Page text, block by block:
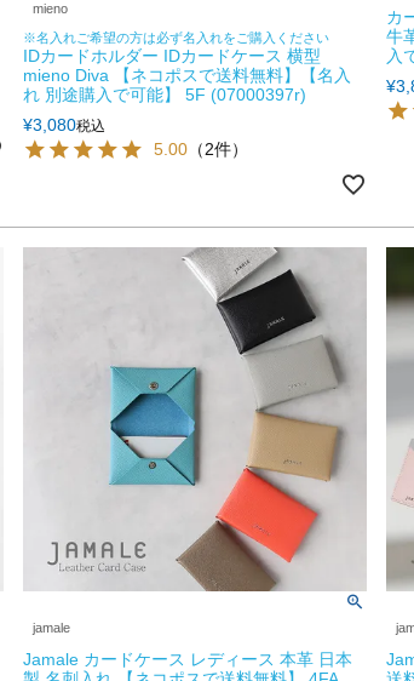
mieno
※名入れご希望の方は必ず名入れをご購入ください
IDカードホルダー IDカードケース 横型
mieno Diva 【ネコポスで送料無料】【名入
れ 別途購入で可能】 5F (07000397r)
¥3,080税込
5.00 （2件）
カ
牛
入
¥
jamale
Jamale カードケース レディース 本革 日本